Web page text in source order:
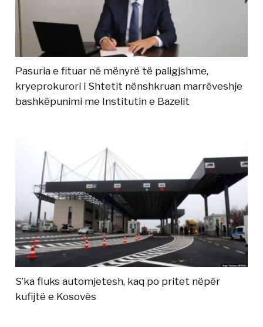
Pasuria e fituar në mënyrë të paligjshme,
kryeprokurori i Shtetit nënshkruan marrëveshje
bashkëpunimi me Institutin e Bazelit
S’ka fluks automjetesh, kaq po pritet nëpër
kufijtë e Kosovës